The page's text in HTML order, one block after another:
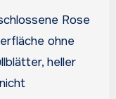
Rose
ohne
heller